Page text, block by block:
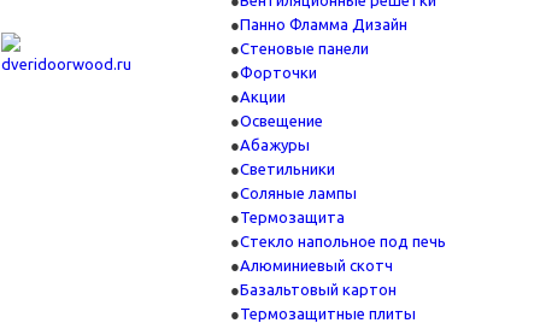
Панно Фламма Дизайн
Стеновые панели
Форточки
Акции
Освещение
Абажуры
Светильники
Соляные лампы
Термозащита
Стекло напольное под печь
Алюминиевый скотч
Базальтовый картон
Термозащитные плиты